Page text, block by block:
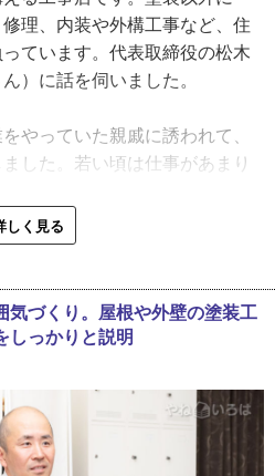
理、内装や外構工事など、住
ています。代表取締役の松木
）に話を伺いました。
やっていた親戚に誘われて、
した。若い頃は仕事があまり
たら楽しかったんです。いく
っぱり塗装に戻ってきました
を磨いた後、松木田さんは２
キダを創業しました。会社勤
場面で思うようになったことが
また独立後に苦労したことを
は屋根や外壁の塗装ができな
しく見る
気づくり。屋根や外壁の塗装工
しっかりと説明